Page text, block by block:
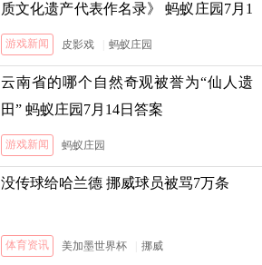
质文化遗产代表作名录》 蚂蚁庄园7月1
3日答案
游戏新闻 皮影戏 蚂蚁庄园
云南省的哪个自然奇观被誉为“仙人遗
田” 蚂蚁庄园7月14日答案
游戏新闻 蚂蚁庄园
没传球给哈兰德 挪威球员被骂7万条
体育资讯 美加墨世界杯 挪威